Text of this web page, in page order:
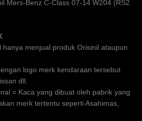
Mers-Benz C-Class 07-14 W204 (RS2
hanya menjual produk Orisinil ataupun
logo merk kendaraan tersebut
dll.
= Kaca yang dibuat oleh pabrik yang
merk tertentu seperti Asahimas,